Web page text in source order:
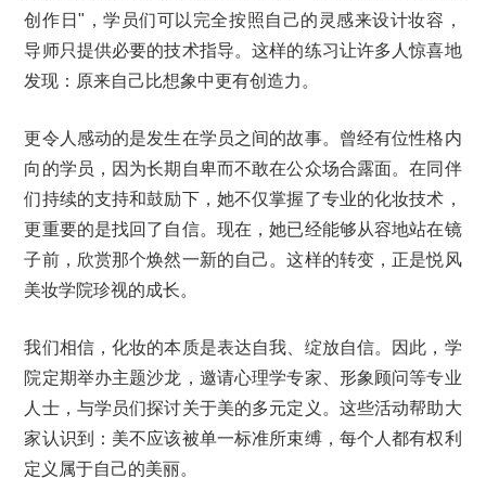
创作日"，学员们可以完全按照自己的灵感来设计妆容，
导师只提供必要的技术指导。这样的练习让许多人惊喜地
发现：原来自己比想象中更有创造力。
更令人感动的是发生在学员之间的故事。曾经有位性格内
向的学员，因为长期自卑而不敢在公众场合露面。在同伴
们持续的支持和鼓励下，她不仅掌握了专业的化妆技术，
更重要的是找回了自信。现在，她已经能够从容地站在镜
子前，欣赏那个焕然一新的自己。这样的转变，正是悦风
美妆学院珍视的成长。
我们相信，化妆的本质是表达自我、绽放自信。因此，学
院定期举办主题沙龙，邀请心理学专家、形象顾问等专业
人士，与学员们探讨关于美的多元定义。这些活动帮助大
家认识到：美不应该被单一标准所束缚，每个人都有权利
定义属于自己的美丽。